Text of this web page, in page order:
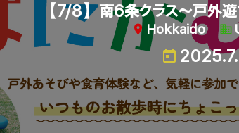
【7/8】南6条クラス〜戸外
Hokkaido